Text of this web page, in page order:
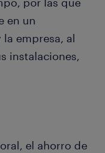
en un
empresa, al
instalaciones,
el ahorro de